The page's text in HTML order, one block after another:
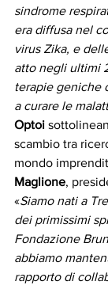
sindrome
era diffusa nel
virus Zika, e
atto negli ultimi
terapie geniche
a curare le
Optoi
scambio tra
mondo
Maglione,
«Siamo nati a
dei primissimi
Fondazione
abbiamo
rapporto di